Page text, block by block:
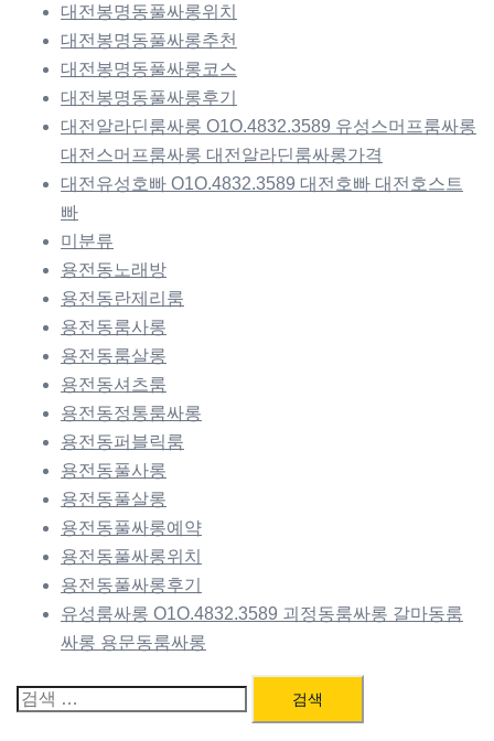
대전봉명동풀싸롱위치
대전봉명동풀싸롱추천
대전봉명동풀싸롱코스
대전봉명동풀싸롱후기
대전알라딘룸싸롱 O1O.4832.3589 유성스머프룸싸롱
대전스머프룸싸롱 대전알라딘룸싸롱가격
대전유성호빠 O1O.4832.3589 대전호빠 대전호스트
빠
미분류
용전동노래방
용전동란제리룸
용전동룸사롱
용전동룸살롱
용전동셔츠룸
용전동정통룸싸롱
용전동퍼블릭룸
용전동풀사롱
용전동풀살롱
용전동풀싸롱예약
용전동풀싸롱위치
용전동풀싸롱후기
유성룸싸롱 O1O.4832.3589 괴정동룸싸롱 갈마동룸
싸롱 용문동룸싸롱
검